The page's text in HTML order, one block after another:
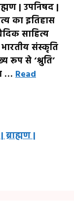
| उपनिषद |
का इतिहास
साहित्य
संस्कृति
रूप से ‘श्रुति’
… Read
|